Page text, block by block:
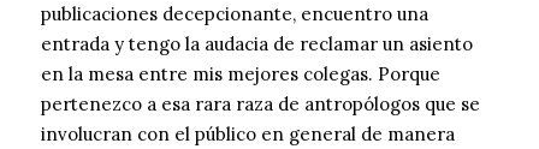
publicaciones decepcionante, encuentro una
entrada y tengo la audacia de reclamar un asiento
en la mesa entre mis mejores colegas. Porque
pertenezco a esa rara raza de antropólogos que se
involucran con el público en general de manera